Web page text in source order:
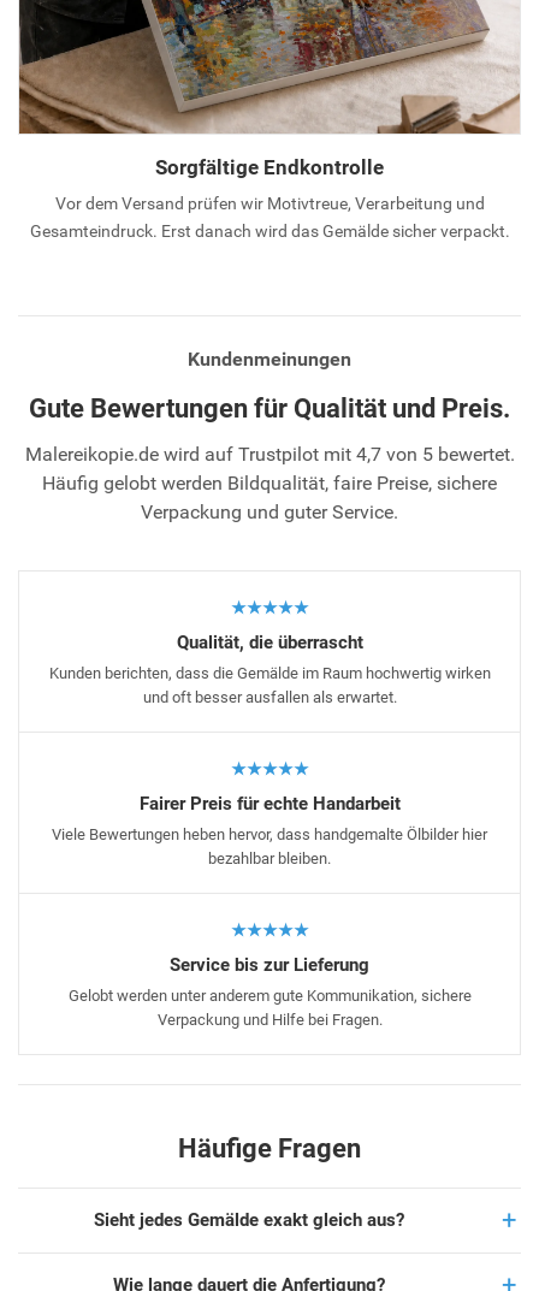
Sorgfältige Endkontrolle
Vor dem Versand prüfen wir Motivtreue, Verarbeitung und
Gesamteindruck. Erst danach wird das Gemälde sicher verpackt.
Kundenmeinungen
Gute Bewertungen für Qualität und Preis.
Malereikopie.de wird auf Trustpilot mit 4,7 von 5 bewertet.
Häufig gelobt werden Bildqualität, faire Preise, sichere
Verpackung und guter Service.
★★★★★
Qualität, die überrascht
Kunden berichten, dass die Gemälde im Raum hochwertig wirken
und oft besser ausfallen als erwartet.
★★★★★
Fairer Preis für echte Handarbeit
Viele Bewertungen heben hervor, dass handgemalte Ölbilder hier
bezahlbar bleiben.
★★★★★
Service bis zur Lieferung
Gelobt werden unter anderem gute Kommunikation, sichere
Verpackung und Hilfe bei Fragen.
Häufige Fragen
Sieht jedes Gemälde exakt gleich aus?
Wie lange dauert die Anfertigung?